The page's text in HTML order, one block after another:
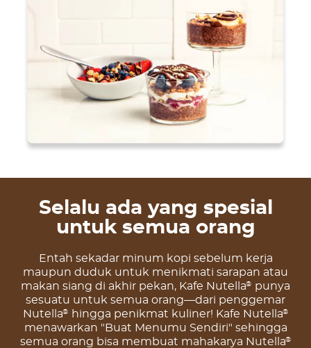
Selalu ada yang spesial
untuk semua orang
Entah sekadar minum kopi sebelum kerja
maupun duduk untuk menikmati sarapan atau
makan siang di akhir pekan, Kafe Nutella® punya
sesuatu untuk semua orang—dari penggemar
Nutella® hingga penikmat kuliner! Kafe Nutella®
menawarkan "Buat Menumu Sendiri" sehingga
semua orang bisa membuat mahakarya Nutella®